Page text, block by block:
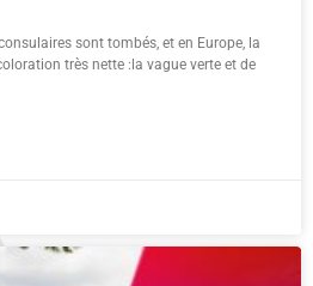
sont tombés, et en Europe, la
très nette :la vague verte et de